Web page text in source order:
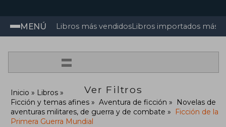
MENÚ Libros más vendidosLibros importados más
=
Ver Filtros
Inicio
Libros
Ficción y temas afines
Aventura de ficción
Novelas de
aventuras militares, de guerra y de combate
Ficción de la
Primera Guerra Mundial